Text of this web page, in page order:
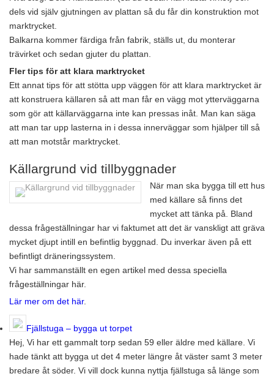
dels vid själv gjutningen av plattan så du får din konstruktion mot
marktrycket.
Balkarna kommer färdiga från fabrik, ställs ut, du monterar
trävirket och sedan gjuter du plattan.
Fler tips för att klara marktrycket
Ett annat tips för att stötta upp väggen för att klara marktrycket är
att konstruera källaren så att man får en vägg mot ytterväggarna
som gör att källarväggarna inte kan pressas inåt. Man kan säga
att man tar upp lasterna in i dessa innerväggar som hjälper till så
att man motstår marktrycket.
Källargrund vid tillbyggnader
När man ska bygga till ett hus
med källare så finns det
mycket att tänka på. Bland
dessa frågeställningar har vi faktumet att det är vanskligt att gräva
mycket djupt intill en befintlig byggnad. Du inverkar även på ett
befintligt dräneringssystem.
Vi har sammanställt en egen artikel med dessa speciella
frågeställningar här.
Lär mer om det här.
Fjällstuga – bygga ut torpet
Hej, Vi har ett gammalt torp sedan 59 eller äldre med källare. Vi
hade tänkt att bygga ut det 4 meter längre åt väster samt 3 meter
bredare åt söder. Vi vill dock kunna nyttja fjällstuga så länge som